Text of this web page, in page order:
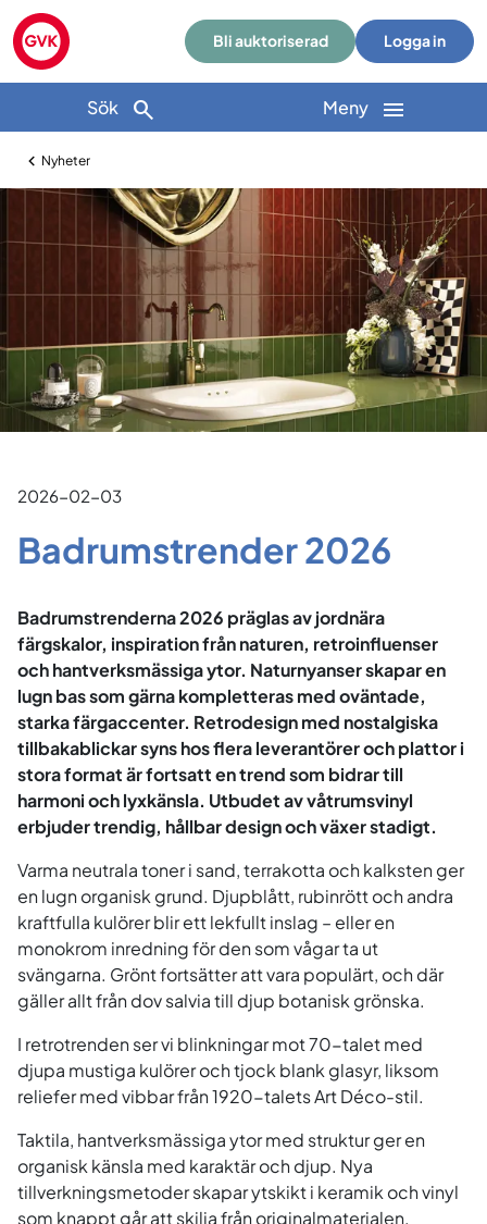
Bli auktoriserad Logga in
Sök Meny
Nyheter
2026-02-03
Badrumstrender 2026
Badrumstrenderna 2026 präglas av jordnära
färgskalor, inspiration från naturen, retroinfluenser
och hantverksmässiga ytor. Naturnyanser skapar en
lugn bas som gärna kompletteras med oväntade,
starka färgaccenter. Retrodesign med nostalgiska
tillbakablickar syns hos flera leverantörer och plattor i
stora format är fortsatt en trend som bidrar till
harmoni och lyxkänsla. Utbudet av våtrumsvinyl
erbjuder trendig, hållbar design och växer stadigt.
Varma neutrala toner i sand, terrakotta och kalksten ger
en lugn organisk grund. Djupblått, rubinrött och andra
kraftfulla kulörer blir ett lekfullt inslag – eller en
monokrom inredning för den som vågar ta ut
svängarna. Grönt fortsätter att vara populärt, och där
gäller allt från dov salvia till djup botanisk grönska.
I retrotrenden ser vi blinkningar mot 70-talet med
djupa mustiga kulörer och tjock blank glasyr, liksom
reliefer med vibbar från 1920-talets Art Déco-stil.
Taktila, hantverksmässiga ytor med struktur ger en
organisk känsla med karaktär och djup. Nya
tillverkningsmetoder skapar ytskikt i keramik och vinyl
som knappt går att skilja från originalmaterialen.